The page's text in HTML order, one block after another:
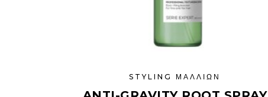
STYLING ΜΑΛΛΙΏΝ